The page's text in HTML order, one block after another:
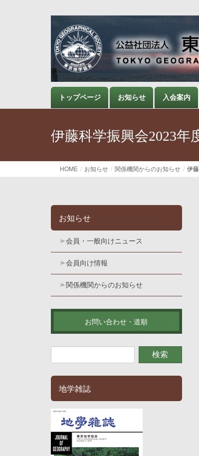
トップページ お知らせ 入会案内
伊藤科学振興会2023年
HOME お知らせ 関係機関からのお知らせ 伊
お知らせ
会員・一般向けニュース
会員向け情報
関係機関からのお知らせ
お問い合わせ・道順
地学雑誌